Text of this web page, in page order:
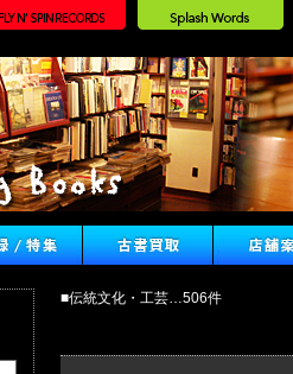
■伝統文化・工芸…506件